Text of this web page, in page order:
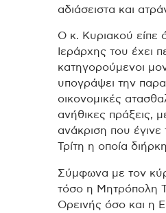
αδιάσειστα και
Ο κ. Κυριακού είπε
Ιεράρχης του έχει
κατηγορούμενοι
υπογράψει την
οικονομικές
ανήθικες πράξεις,
ανάκριση που
Τρίτη η οποία
Σύμφωνα με τον
τόσο η Μητρόπολη
Ορεινής όσο και η